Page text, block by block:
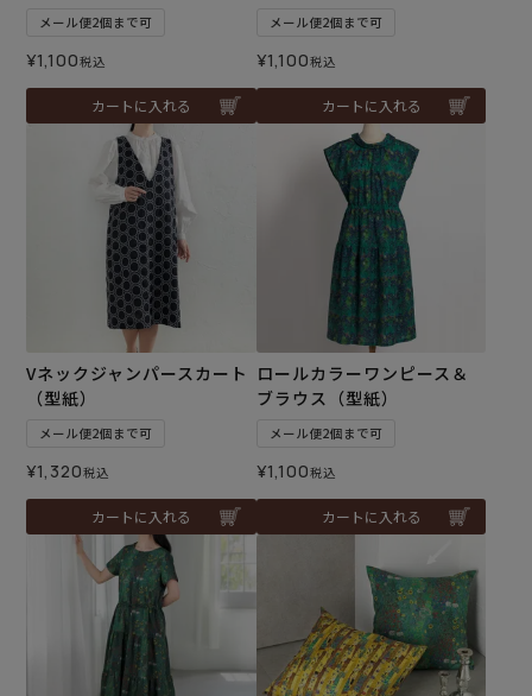
メール便2個まで可
¥1,100税込
カートに入れる
メール便2個まで可
¥1,100税込
カートに入れる
Vネックジャンパースカート
（型紙）
メール便2個まで可
¥1,320税込
カートに入れる
ロールカラーワンピース＆
ブラウス（型紙）
メール便2個まで可
¥1,100税込
カートに入れる